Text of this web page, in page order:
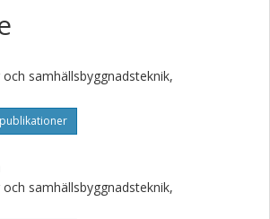
samhällsbyggnadsteknik,
samhällsbyggnadsteknik,